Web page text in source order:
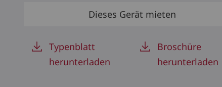
Dieses Gerät mieten
Typenblatt
herunterladen
Broschüre
herunterladen